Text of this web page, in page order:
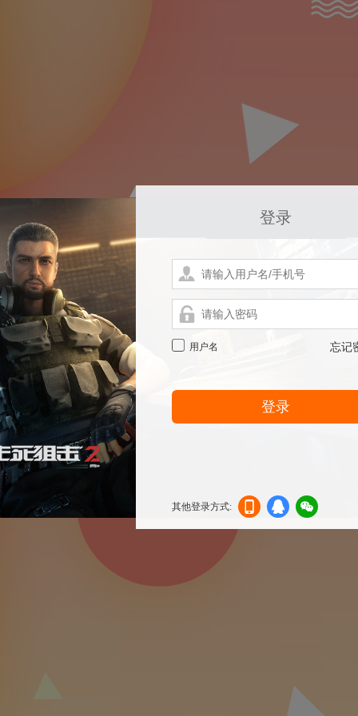
登录
用户名 忘记
登录
其他登录方式:
机登
登录
信登